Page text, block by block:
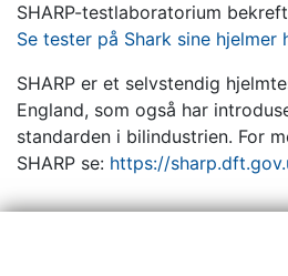
SHARP-testlaboratorium
Se tester på Shark sine hjelmer
SHARP er et selvstendig
England, som også har
standarden i bilindustrien. For
SHARP se: https://